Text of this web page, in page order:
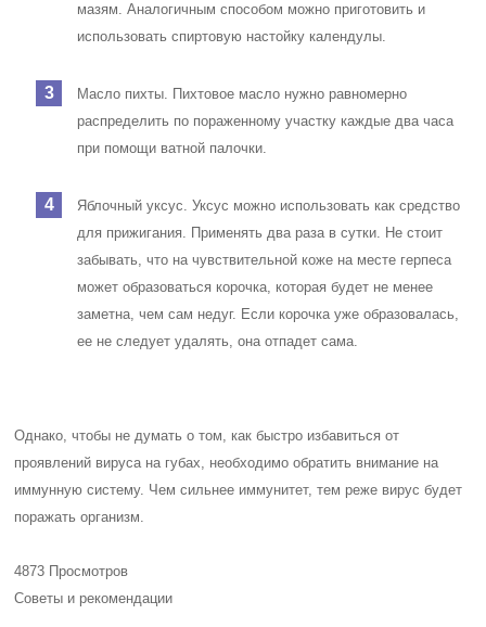
мазям. Аналогичным способом можно приготовить и
использовать спиртовую настойку календулы.
Масло пихты. Пихтовое масло нужно равномерно
распределить по пораженному участку каждые два часа
при помощи ватной палочки.
Яблочный уксус. Уксус можно использовать как средство
для прижигания. Применять два раза в сутки. Не стоит
забывать, что на чувствительной коже на месте герпеса
может образоваться корочка, которая будет не менее
заметна, чем сам недуг. Если корочка уже образовалась,
ее не следует удалять, она отпадет сама.
Однако, чтобы не думать о том, как быстро избавиться от
проявлений вируса на губах, необходимо обратить внимание на
иммунную систему. Чем сильнее иммунитет, тем реже вирус будет
поражать организм.
4873 Просмотров
Советы и рекомендации